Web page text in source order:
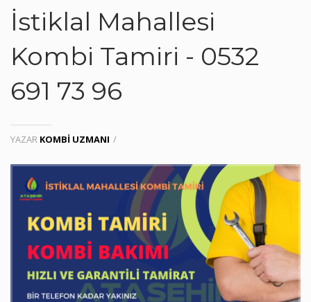
İstiklal Mahallesi
Kombi Tamiri - 0532
691 73 96
YAZAR KOMBI UZMANI /